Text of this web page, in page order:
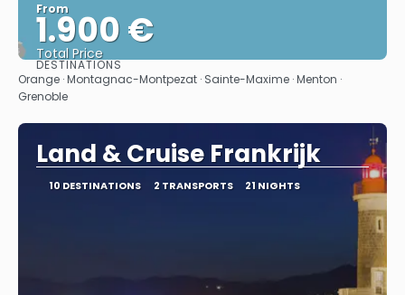
From
1.900 €
Total Price
See
DESTINATIONS
Orange · Montagnac-Montpezat · Sainte-Maxime · Menton ·
Grenoble
Land & Cruise Frankrijk
10 DESTINATIONS 2 TRANSPORTS 21 NIGHTS